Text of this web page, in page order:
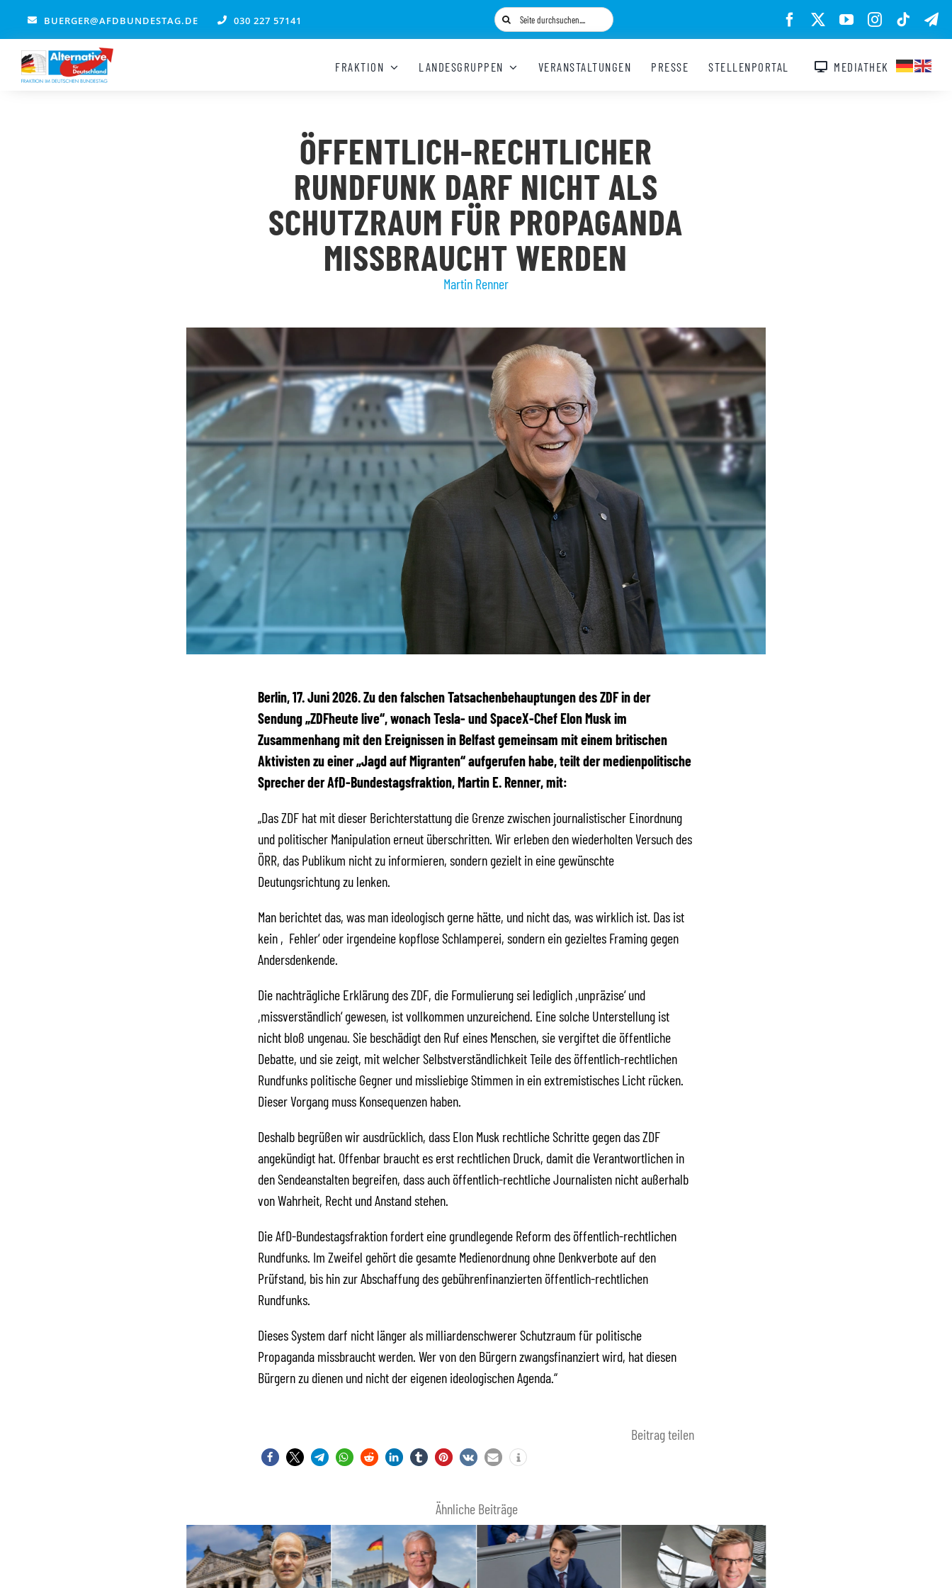
springen
BUERGER@AFDBUNDESTAG.DE 030 227 57141
Suche
nach:
FRAKTION LANDESGRUPPEN VERANSTALTUNGEN PRESSE STELLENPORTAL MEDIATHEK
ÖFFENTLICH-RECHTLICHER
RUNDFUNK DARF NICHT ALS
SCHUTZRAUM FÜR PROPAGANDA
MISSBRAUCHT WERDEN
Martin Renner
Berlin, 17. Juni 2026. Zu den falschen Tatsachenbehauptungen des ZDF in der
Sendung „ZDFheute live“, wonach Tesla- und SpaceX-Chef Elon Musk im
Zusammenhang mit den Ereignissen in Belfast gemeinsam mit einem britischen
Aktivisten zu einer „Jagd auf Migranten“ aufgerufen habe, teilt der medienpolitische
Sprecher der AfD-Bundestagsfraktion, Martin E. Renner, mit:
„Das ZDF hat mit dieser Berichterstattung die Grenze zwischen journalistischer Einordnung
und politischer Manipulation erneut überschritten. Wir erleben den wiederholten Versuch des
ÖRR, das Publikum nicht zu informieren, sondern gezielt in eine gewünschte
Deutungsrichtung zu lenken.
Man berichtet das, was man ideologisch gerne hätte, und nicht das, was wirklich ist. Das ist
kein ‚Fehler‘ oder irgendeine kopflose Schlamperei, sondern ein gezieltes Framing gegen
Andersdenkende.
Die nachträgliche Erklärung des ZDF, die Formulierung sei lediglich ,unpräzise‘ und
,missverständlich‘ gewesen, ist vollkommen unzureichend. Eine solche Unterstellung ist
nicht bloß ungenau. Sie beschädigt den Ruf eines Menschen, sie vergiftet die öffentliche
Debatte, und sie zeigt, mit welcher Selbstverständlichkeit Teile des öffentlich-rechtlichen
Rundfunks politische Gegner und missliebige Stimmen in ein extremistisches Licht rücken.
Dieser Vorgang muss Konsequenzen haben.
Deshalb begrüßen wir ausdrücklich, dass Elon Musk rechtliche Schritte gegen das ZDF
angekündigt hat. Offenbar braucht es erst rechtlichen Druck, damit die Verantwortlichen in
den Sendeanstalten begreifen, dass auch öffentlich-rechtliche Journalisten nicht außerhalb
von Wahrheit, Recht und Anstand stehen.
Die AfD-Bundestagsfraktion fordert eine grundlegende Reform des öffentlich-rechtlichen
Rundfunks. Im Zweifel gehört die gesamte Medienordnung ohne Denkverbote auf den
Prüfstand, bis hin zur Abschaffung des gebührenfinanzierten öffentlich-rechtlichen
Rundfunks.
Dieses System darf nicht länger als milliardenschwerer Schutzraum für politische
Propaganda missbraucht werden. Wer von den Bürgern zwangsfinanziert wird, hat diesen
Bürgern zu dienen und nicht der eigenen ideologischen Agenda.“
Beitrag teilen
Ähnliche Beiträge